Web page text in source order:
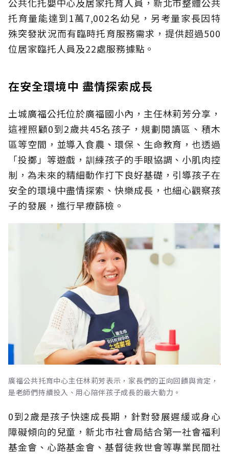
托育量能達到1萬7,002名幼兒，另考量家長因特
殊突發狀況而有臨時托育服務需求，提供超過500
位居家臨托人員及22處服務據點。
在安全環境中 盡情探索成長
土城廣福公托位於廣福國小內，主任林莉芳分享，
這裡照顧0到2歲共45名孩子，規劃閱讀區、積木
區等空間，並導入食農、環保、生命教育，也透過
「投擲」等遊戲，訓練孩子的手眼協調、小肌肉控
制，為未來的精細動作打下良好基礎，引導孩子在
安全的環境中盡情探索、快樂成長，也細心觀察孩
子的發展，進行早療篩檢。
廣福公共托育中心主任林莉芳表示，家長們的正向回饋與肯定，
是老師們持續投入、用心陪伴孩子成長的最大動力。
0到2歲是孩子快速成長期，針對發展遲緩或身心
障礙傾向的兒童，新北市社會局結合第一社會福利
基金會、心路基金會、基督徒救世會等專業民間社